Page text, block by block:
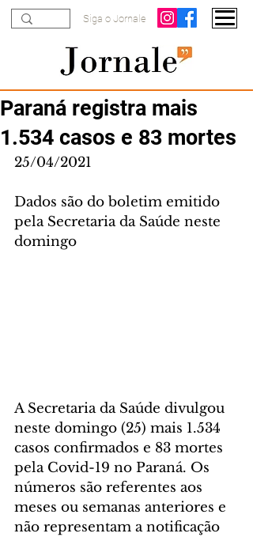
Siga o Jornale
Paraná registra mais
1.534 casos e 83 mortes
25/04/2021
Dados são do boletim emitido
pela Secretaria da Saúde neste
domingo
A Secretaria da Saúde divulgou
neste domingo (25) mais 1.534
casos confirmados e 83 mortes
pela Covid-19 no Paraná. Os
números são referentes aos
meses ou semanas anteriores e
não representam a notificação